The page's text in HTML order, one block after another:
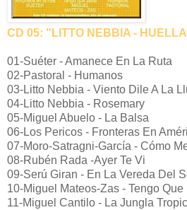
CD 05: "LITTO NEBBIA -
01-Suéter - Amanece En La Ruta
02-Pastoral - Humanos
03-Litto Nebbia - Viento Dile A La
04-Litto Nebbia - Rosemary
05-Miguel Abuelo - La Balsa
06-Los Pericos - Fronteras En
07-Moro-Satragni-García - Cómo
08-Rubén Rada -Ayer Te Vi
09-Serú Giran - En La Vereda Del
10-Miguel Mateos-Zas - Tengo Que
11-Miguel Cantilo - La Jungla